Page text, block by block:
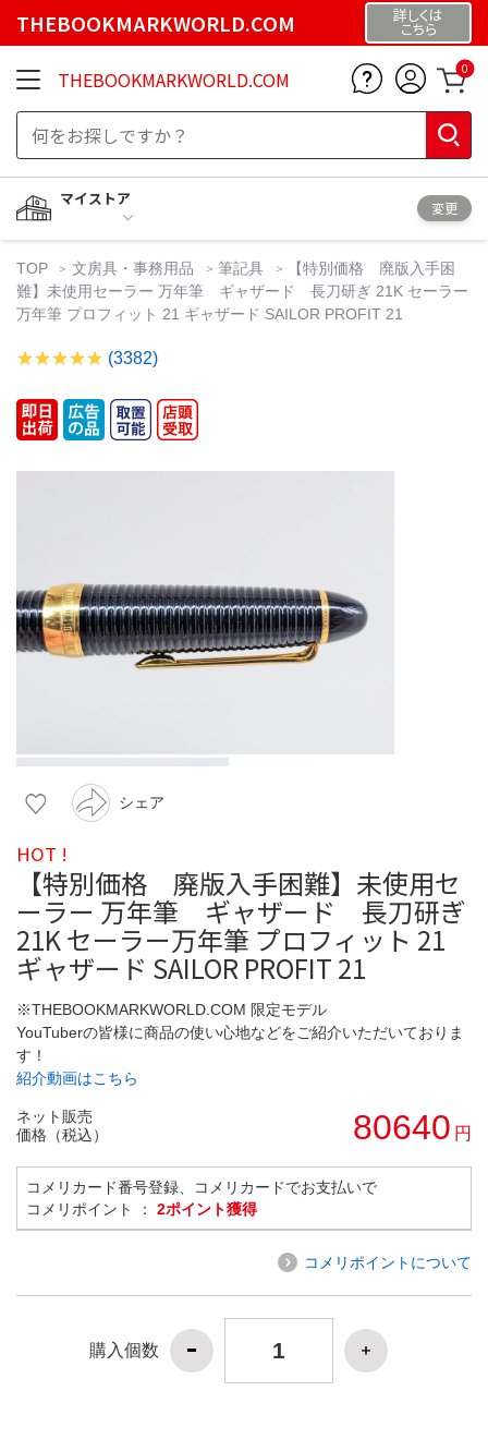
THEBOOKMARKWORLD.COM 詳しくは
こちら
THEBOOKMARKWORLD.COM 0
マイストア
変更
TOP 文房具・事務用品 筆記具
【特別価格 廃版入手困
難】未使用セーラー 万年筆 ギャザード 長刀研ぎ 21K セーラー
万年筆 プロフィット 21 ギャザード SAILOR PROFIT 21
(3382)
シェア
HOT !
【特別価格 廃版入手困難】未使用セ
ーラー 万年筆 ギャザード 長刀研ぎ
21K セーラー万年筆 プロフィット 21
ギャザード SAILOR PROFIT 21
※THEBOOKMARKWORLD.COM 限定モデル
YouTuberの皆様に商品の使い心地などをご紹介いただいておりま
す！
紹介動画はこちら
ネット販売
価格（税込）
80640 円
コメリカード番号登録、コメリカードでお支払いで
コメリポイント ： 2ポイント獲得
コメリポイントについて
購入個数